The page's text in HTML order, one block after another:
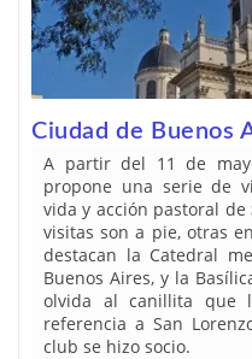
Ciudad de Buenos
A partir del 11 de
propone una serie de
vida y acción pastoral de
visitas son a pie, otras
destacan la Catedral
Buenos Aires, y la
olvida al canillita que
referencia a San
club se hizo socio.